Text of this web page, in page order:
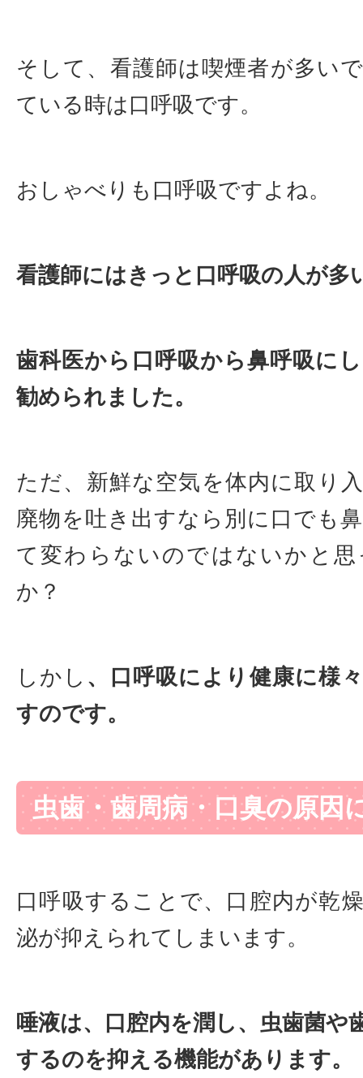
そして、看護師は喫煙者が多い
ている時は口呼吸です。
おしゃべりも口呼吸ですよね。
看護師にはきっと口呼吸の人が多
歯科医から口呼吸から鼻呼吸に
勧められました。
ただ、新鮮な空気を体内に取り
廃物を吐き出すなら別に口でも
て変わらないのではないかと
か？
しかし 、口呼吸により健康に様
すのです。
虫歯・歯周病・口臭の原因
口呼吸することで、口腔内が乾
泌が抑えられてしまいます。
唾液は、口腔内を潤し、虫歯菌や
するのを抑える機能があります。